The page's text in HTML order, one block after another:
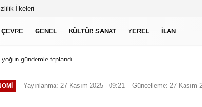
İlkeleri
ÇEVRE GENEL KÜLTÜR SANAT YEREL İLAN
gündemle toplandı
Yayınlanma: 27 Kasım 2025 - 09:21 Güncelleme: 27 Kasım